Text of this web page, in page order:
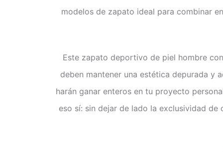
modelos de zapato ideal para combinar
Este zapato deportivo de piel hombre
deben mantener una estética depurada y
harán ganar enteros en tu proyecto
eso sí: sin dejar de lado la exclusividad